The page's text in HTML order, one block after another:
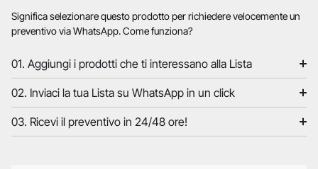
Significa selezionare questo prodotto per richiedere velocemente un
preventivo via WhatsApp. Come funziona?
01. Aggiungi i prodotti che ti interessano alla Lista
02. Inviaci la tua Lista su WhatsApp in un click
03. Ricevi il preventivo in 24/48 ore!